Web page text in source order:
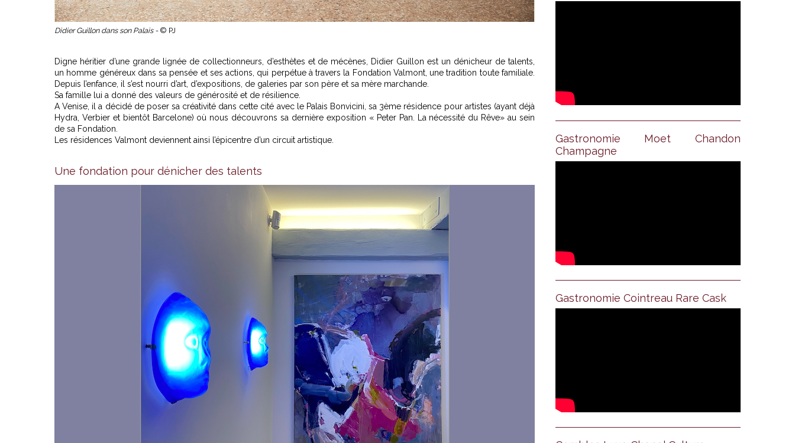
Didier Guillon dans son Palais - © PJ
Digne héritier d’une grande lignée de collectionneurs, d’esthètes et de mécènes, Didier Guillon est un dénicheur de talents,
un homme généreux dans sa pensée et ses actions, qui perpétue à travers la Fondation Valmont, une tradition toute familiale.
Depuis l’enfance, il s’est nourri d’art, d’expositions, de galeries par son père et sa mère marchande.
Sa famille lui a donné des valeurs de générosité et de résilience.
A Venise, il a décidé de poser sa créativité dans cette cité avec le Palais Bonvicini, sa 3ème résidence pour artistes (ayant déjà
Hydra, Verbier et bientôt Barcelone) où nous découvrons sa dernière exposition « Peter Pan. La nécessité du Rêve» au sein
de sa Fondation.
Les résidences Valmont deviennent ainsi l’épicentre d’un circuit artistique.
Une fondation pour dénicher des talents
Gastronomie Moet Chandon
Champagne
Gastronomie Cointreau Rare Cask